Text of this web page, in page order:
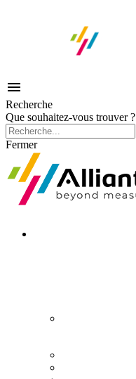

Recherche
Que souhaitez-vous trouver ?
Fermer